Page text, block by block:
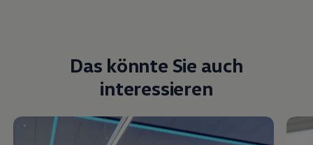
Das könnte Sie auch
interessieren